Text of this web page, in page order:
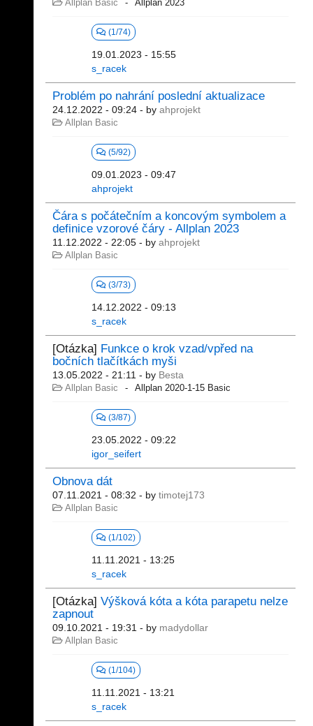
Allplan Basic Allplan 2023
(1/74)
19.01.2023 - 15:55
s_racek
Problém po nahrání poslední aktualizace
24.12.2022 - 09:24 - by ahprojekt
Allplan Basic
(5/92)
09.01.2023 - 09:47
ahprojekt
Čára s počátečním a koncovým symbolem a
definice vzorové čáry - Allplan 2023
11.12.2022 - 22:05 - by ahprojekt
Allplan Basic
(3/73)
14.12.2022 - 09:13
s_racek
[Otázka] Funkce o krok vzad/vpřed na
bočních tlačítkách myši
13.05.2022 - 21:11 - by Besta
Allplan Basic Allplan 2020-1-15 Basic
(3/87)
23.05.2022 - 09:22
igor_seifert
Obnova dát
07.11.2021 - 08:32 - by timotej173
Allplan Basic
(1/102)
11.11.2021 - 13:25
s_racek
[Otázka] Výšková kóta a kóta parapetu nelze
zapnout
09.10.2021 - 19:31 - by madydollar
Allplan Basic
(1/104)
11.11.2021 - 13:21
s_racek